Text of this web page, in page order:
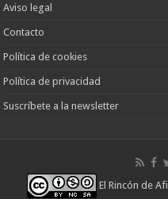
Aviso legal
Contacto
Política de cookies
Política de privacidad
Suscríbete a la newsletter
El Rincón de Afi